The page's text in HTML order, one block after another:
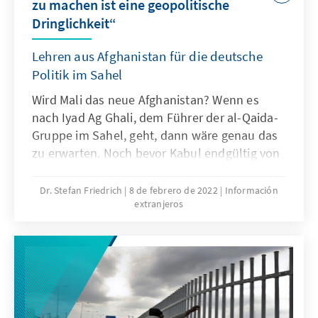
zu machen ist eine geopolitische
Dringlichkeit“
Lehren aus Afghanistan für die deutsche
Politik im Sahel
Wird Mali das neue Afghanistan? Wenn es
nach Iyad Ag Ghali, dem Führer der al-Qaida-
Gruppe im Sahel, geht, dann wäre genau das
zu erwarten. Noch bevor Kabul endgültig von
afghanischen Waffenbrüdern zum Sieg
gratuliert und in Aussicht gestellt: „Wir sind
gekommen.“ Aber auch im politischen Berlin
stellt man sich derzeit oft die Frage, was der
überstürzte Abzug des Westens aus Kabul für
das eigene Engagement im Sahel bedeutet.
Der Hintergrund für diese Frage: Nach dem
Dr. Stefan Friedrich 8 de febrero de 2022
Información
extranjeros